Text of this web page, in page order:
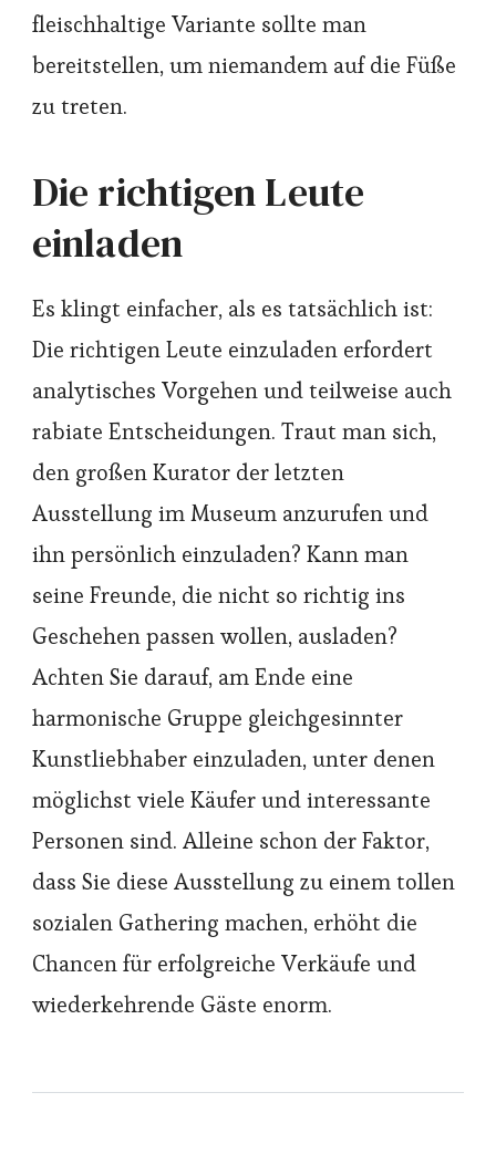
fleischhaltige Variante sollte man
bereitstellen, um niemandem auf die Füße
zu treten.
Die richtigen Leute
einladen
Es klingt einfacher, als es tatsächlich ist:
Die richtigen Leute einzuladen erfordert
analytisches Vorgehen und teilweise auch
rabiate Entscheidungen. Traut man sich,
den großen Kurator der letzten
Ausstellung im Museum anzurufen und
ihn persönlich einzuladen? Kann man
seine Freunde, die nicht so richtig ins
Geschehen passen wollen, ausladen?
Achten Sie darauf, am Ende eine
harmonische Gruppe gleichgesinnter
Kunstliebhaber einzuladen, unter denen
möglichst viele Käufer und interessante
Personen sind. Alleine schon der Faktor,
dass Sie diese Ausstellung zu einem tollen
sozialen Gathering machen, erhöht die
Chancen für erfolgreiche Verkäufe und
wiederkehrende Gäste enorm.